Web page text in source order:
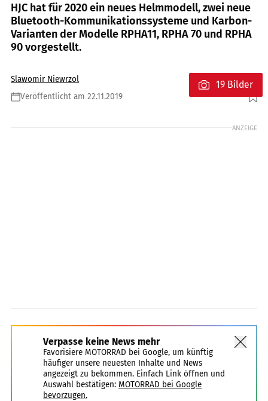
HJC hat für 2020 ein neues Helmmodell, zwei neue
Bluetooth-Kommunikationssysteme und Karbon-
Varianten der Modelle RPHA11, RPHA 70 und RPHA
90 vorgestellt.
Slawomir Niewrzol
Veröffentlicht am 22.11.2019
Foto: HJC
19 Bilder
ANZEIGE
Verpasse keine News mehr
Favorisiere MOTORRAD bei Google, um künftig
häufiger unsere neuesten Inhalte und News
angezeigt zu bekommen. Einfach Link öffnen und
Auswahl bestätigen: MOTORRAD bei Google
bevorzugen.